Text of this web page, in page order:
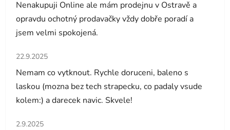
Nenakupuji Online ale mám prodejnu v Ostravě a
opravdu ochotný prodavačky vždy dobře poradí a
jsem velmi spokojená.
Hodnocení obchodu je 5 z 5 hvězdiček.
22.9.2025
Nemam co vytknout. Rychle doruceni, baleno s
laskou (mozna bez tech strapecku, co padaly vsude
kolem:) a darecek navic. Skvele!
Hodnocení obchodu je 5 z 5 hvězdiček.
2.9.2025